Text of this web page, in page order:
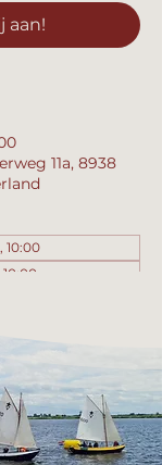
aan!
11a, 8938
10:00
10:00
aan!